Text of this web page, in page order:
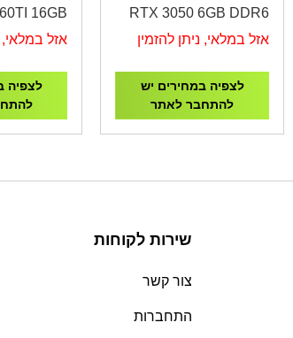
RTX 3050 6GB DDR6
GV-N3050WF2OCV2-
אזל במלאי, ניתן להזמין
לצפיה במחירים יש
להתחבר לאתר
16GB
2 GV-
אזל במלאי,
לצפיה
שירות לקוחות
צור קשר
התחברות